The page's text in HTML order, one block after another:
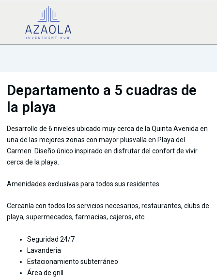
Departamento a 5 cuadras de
la playa
Desarrollo de 6 niveles ubicado muy cerca de la Quinta Avenida en
una de las mejores zonas con mayor plusvalía en Playa del
Carmen. Diseño único inspirado en disfrutar del confort de vivir
cerca de la playa.
Amenidades exclusivas para todos sus residentes.
Cercanía con todos los servicios necesarios, restaurantes, clubs de
playa, supermecados, farmacias, cajeros, etc.
Seguridad 24/7
Lavanderia
Estacionamiento subterráneo
Área de grill